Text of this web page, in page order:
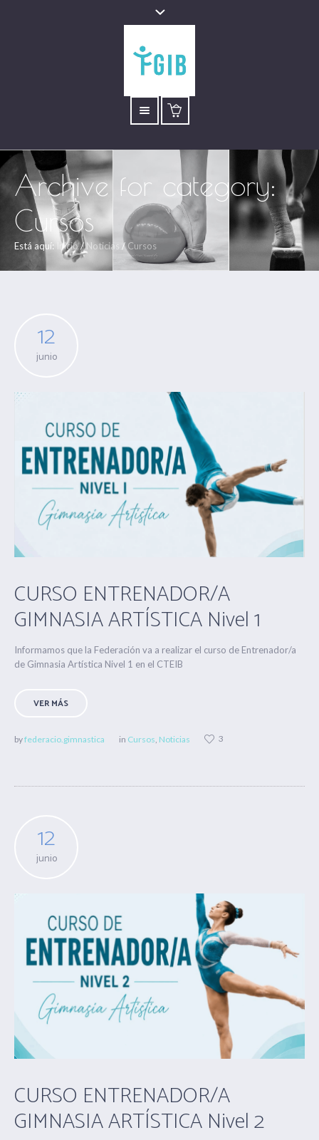
Archive for category:
Cursos
Está aquí: Inicio/Noticias /Cursos
12
junio
CURSO ENTRENADOR/A
GIMNASIA ARTÍSTICA Nivel 1
Informamos que la Federación va a realizar el curso de Entrenador/a
de Gimnasia Artística Nivel 1 en el CTEIB
VER MÁS
byfederacio.gimnastica in Cursos Noticias 3
12
junio
CURSO ENTRENADOR/A
GIMNASIA ARTÍSTICA Nivel 2